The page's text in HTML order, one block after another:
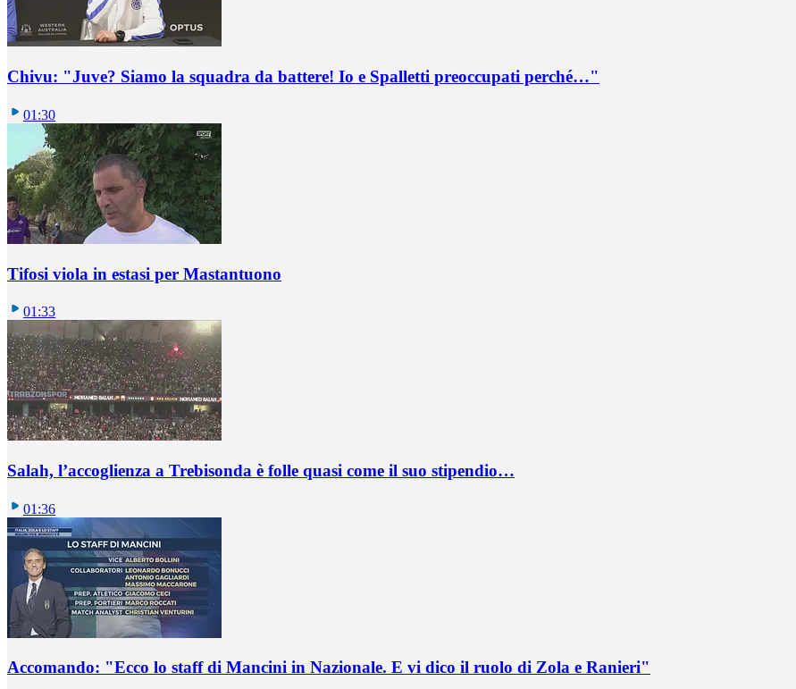
Chivu: "Juve? Siamo la squadra da battere! Io e Spalletti preoccupati perché…"
01:30
Tifosi viola in estasi per Mastantuono
01:33
Salah, l’accoglienza a Trebisonda è folle quasi come il suo stipendio…
01:36
Accomando: "Ecco lo staff di Mancini in Nazionale. E vi dico il ruolo di Zola e Ranieri"